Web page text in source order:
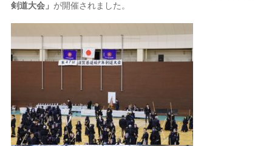
剣道大会」 が開催されました。